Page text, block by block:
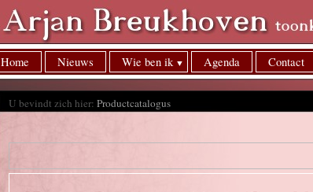
Home Nieuws Wie ben ik Agenda Contact
U bevindt zich hier: Productcatalogus